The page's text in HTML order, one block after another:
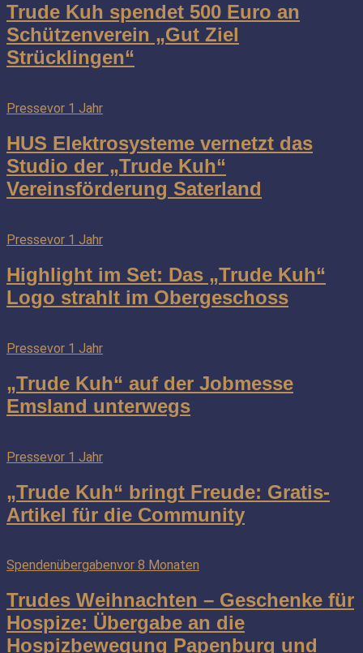
Trude Kuh spendet 500 Euro an
Schützenverein „Gut Ziel
Strücklingen“
Pressevor 1 Jahr
HUS Elektrosysteme vernetzt das
Studio der „Trude Kuh“
Vereinsförderung Saterland
Pressevor 1 Jahr
Highlight im Set: Das „Trude Kuh“
Logo strahlt im Obergeschoss
Pressevor 1 Jahr
„Trude Kuh“ auf der Jobmesse
Emsland unterwegs
Pressevor 1 Jahr
„Trude Kuh“ bringt Freude: Gratis-
Artikel für die Community
Spendenübergabenvor 8 Monaten
Trudes Weihnachten – Geschenke für
Hospize: Übergabe an die
Hospizbewegung Papenburg und